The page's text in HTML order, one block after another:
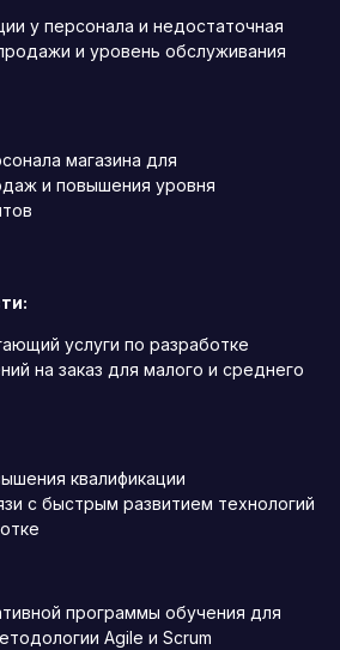
у персонала и недостаточная
и уровень обслуживания
магазина для
и повышения уровня
услуги по разработке
на заказ для малого и среднего
квалификации
с быстрым развитием технологий
программы обучения для
Agile и Scrum